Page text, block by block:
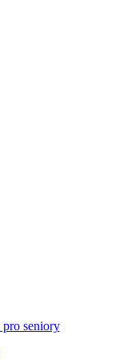
pro seniory